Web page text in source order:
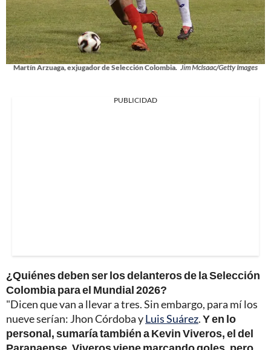
Martín Arzuaga, exjugador de Selección Colombia. Jim McIsaac/Getty Images
PUBLICIDAD
¿Quiénes deben ser los delanteros de la Selección
Colombia para el Mundial 2026?
"Dicen que van a llevar a tres. Sin embargo, para mí los
nueve serían: Jhon Córdoba yLuis Suárez.Y en lo
personal, sumaría también a Kevin Viveros, el del
Paranaense. Viveros viene marcando goles, pero